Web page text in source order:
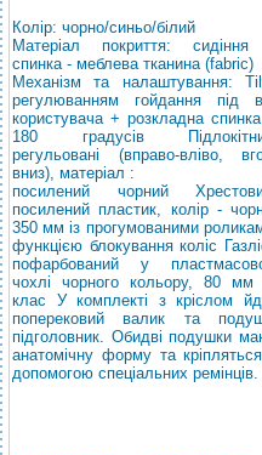
Колір: чорно/синьо/білий
Матеріал покриття:
спинка - меблева тканина (fabric)
Механізм та налаштування:
регулюванням гойдання під
користувача + розкладна
180 градусів
регульовані (вправо-вліво,
вниз), матеріал :
посилений чорний
посилений пластик, колір -
350 мм із прогумованими
функцією блокування коліс
пофарбований у
чохлі чорного кольору, 80 мм
клас У комплекті з кріслом
поперековий валик та
підголовник. Обидві подушки
анатомічну форму та
допомогою спеціальних ремінців.